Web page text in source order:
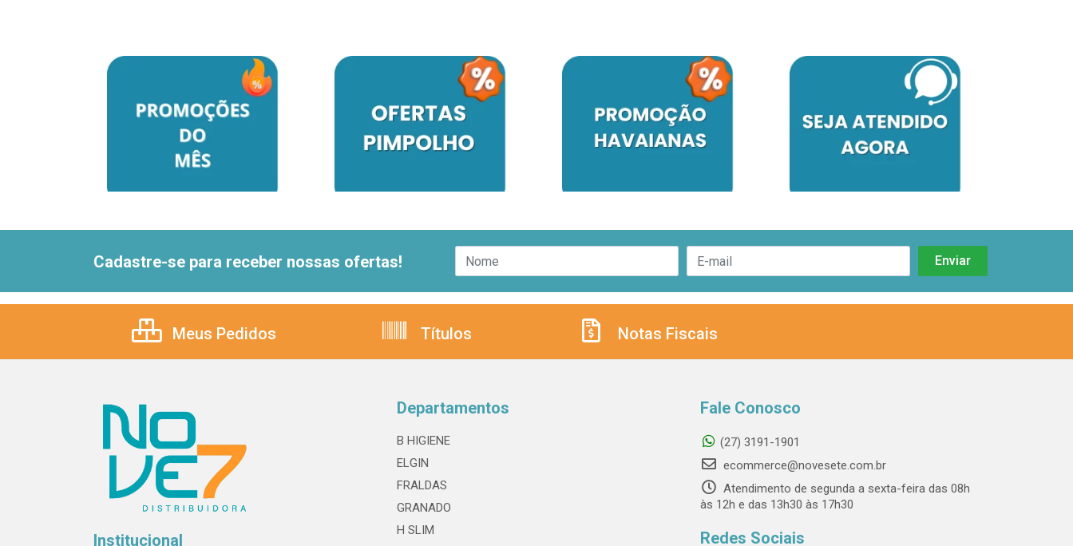
Cadastre-se para receber nossas ofertas!
Meus Pedidos Títulos Notas Fiscais
Institucional
Departamentos
B HIGIENE
ELGIN
FRALDAS
GRANADO
H SLIM
Fale Conosco
(27) 3191-1901
ecommerce@novesete.com.br
Atendimento de segunda a sexta-feira das 08h
às 12h e das 13h30 às 17h30
Redes Sociais